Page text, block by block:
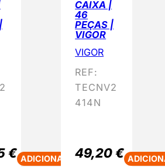
€ ADICIONAR
CAIXA |
46
PEÇAS |
VIGOR
VIGOR
REF:
TECNV2
414N
49,20€